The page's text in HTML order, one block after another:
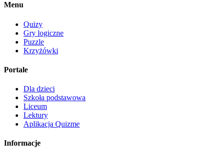
Menu
Quizy
Gry logiczne
Puzzle
Krzyżówki
Portale
Dla dzieci
Szkoła podstawowa
Liceum
Lektury
Aplikacja Quizme
Informacje